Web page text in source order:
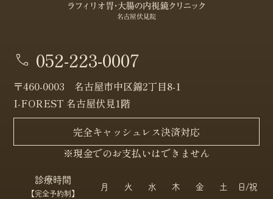
052-223-0007
〒460-0003 名古屋市中区錦2丁目8-1
I-FOREST 名古屋伏見1階
完全キャッシュレス決済対応
※現金でのお支払いはできません
診療時間
【完全予約制】
月 火 水 木 金 土 日/祝